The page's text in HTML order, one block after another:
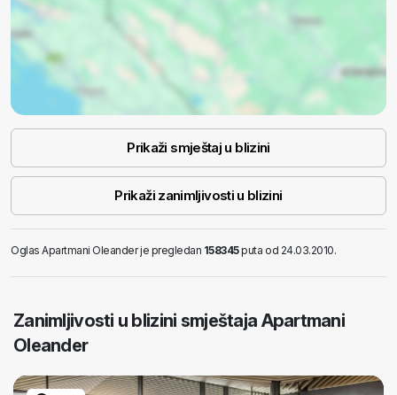
Prikaži smještaj u blizini
Prikaži zanimljivosti u blizini
Oglas Apartmani Oleander je pregledan 158345puta od 24.03.2010.
Zanimljivosti u blizini smještaja Apartmani
Oleander